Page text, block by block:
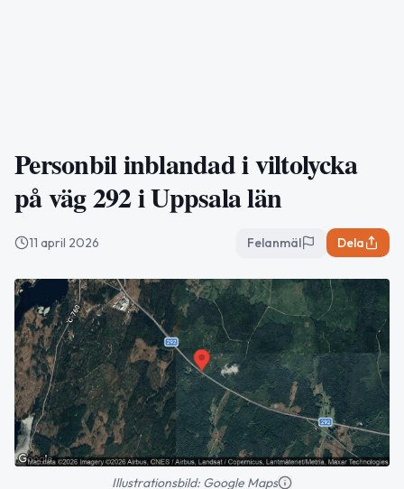
Personbil inblandad i viltolycka
på väg 292 i Uppsala län
11 april 2026 Felanmäl Dela
Illustrationsbild: Google Maps